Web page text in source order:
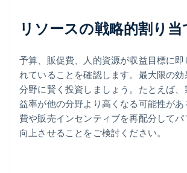
リソースの戦略的割り当
予算、販促費、人的資源が収益目標に即
れていることを確認します。最大限の効
分野に賢く投資しましょう。たとえば
益率が他の分野より高くなる可能性が
費や販売インセンティブを再配分して
向上させることをご検討ください。